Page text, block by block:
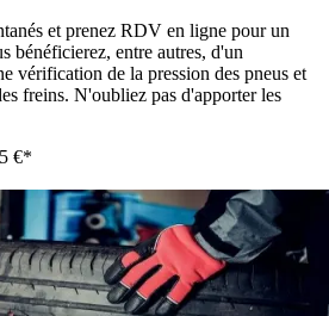
et prenez RDV en ligne pour un
bénéficierez, entre autres, d'un
vérification de la pression des pneus et
freins. N'oubliez pas d'apporter les
€*